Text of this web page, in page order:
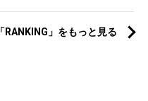
「RANKING」をもっと見る